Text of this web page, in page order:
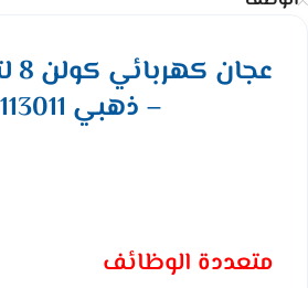
– ذهبي 801113011
متعددة الوظائف